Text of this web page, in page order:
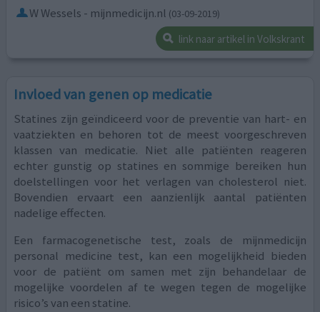
W Wessels - mijnmedicijn.nl (03-09-2019)
link naar artikel in Volkskrant
Invloed van genen op medicatie
Statines zijn geïndiceerd voor de preventie van hart- en
vaatziekten en behoren tot de meest voorgeschreven
klassen van medicatie. Niet alle patiënten reageren
echter gunstig op statines en sommige bereiken hun
doelstellingen voor het verlagen van cholesterol niet.
Bovendien ervaart een aanzienlijk aantal patiënten
nadelige effecten.
Een farmacogenetische test, zoals de mijnmedicijn
personal medicine test, kan een mogelijkheid bieden
voor de patiënt om samen met zijn behandelaar de
mogelijke voordelen af te wegen tegen de mogelijke
risico’s van een statine.